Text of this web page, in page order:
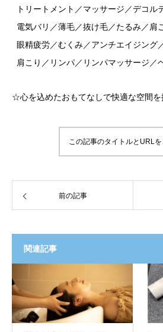
トリートメント／マッサージ／デコル
電気バリ／薄毛／抜け毛／たるみ／肩
眼精疲労／むくみ／アンチエイジング
肩こり／リンパ／リンパマッサージ／
☆心を込めたおもてなしで快適な空間
この記事のタイトルとURL
前の記事
関連記事